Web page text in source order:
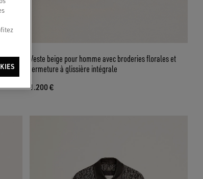
Veste beige pour homme avec broderies florales et
fermeture à glissière intégrale
1.200 €